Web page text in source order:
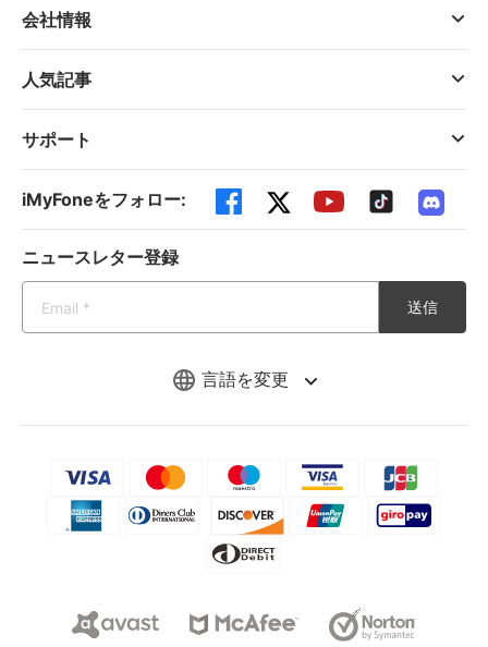
言語を変更
会社情報
人気記事
サポート
iMyFoneをフォロー:
ニュースレター登録
送信